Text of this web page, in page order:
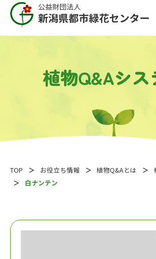
植物Q&Aシス
TOP お役立ち情報 植物Q&Aとは
白ナンテン